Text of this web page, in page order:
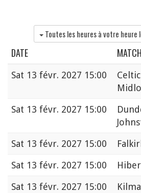
Toutes les heures à votre
DATE MATCH
Sat 13 févr. 2027 15:00
Sat 13 févr. 2027 15:00
Sat 13 févr. 2027 15:00
Sat 13 févr. 2027 15:00
Sat 13 févr. 2027 15:00